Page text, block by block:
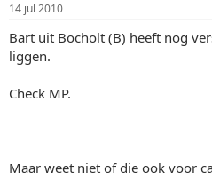
14 jul 2010
Bart uit Bocholt (B) heeft nog
liggen.
Check MP.
Maar weet niet of die ook voor